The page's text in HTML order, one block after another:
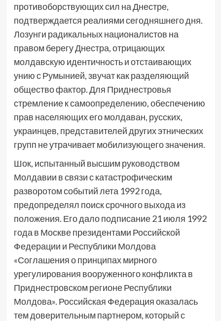
противоборствующих сил на Днестре,
подтверждается реалиями сегодняшнего дня.
Лозунги радикальных националистов на
правом берегу Днестра, отрицающих
молдавскую идентичность и отстаивающих
унию с Румынией, звучат как разделяющий
общество фактор. Для Приднестровья
стремление к самоопределению, обеспечению
прав населяющих его молдаван, русских,
украинцев, представителей других этнических
групп не утрачивает мобилизующего значения.
Шок, испытанный высшим руководством
Молдавии в связи с катастрофическим
разворотом событий лета 1992 года,
предопределял поиск срочного выхода из
положения. Его дало подписание 21 июля 1992
года в Москве президентами Российской
Федерации и Республики Молдова
«Соглашения о принципах мирного
урегулирования вооруженного конфликта в
Приднестровском регионе Республики
Молдова». Российская Федерация оказалась
тем доверительным партнером, который с